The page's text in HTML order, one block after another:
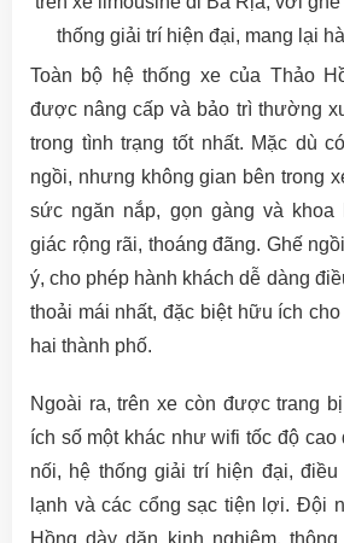
thống giải trí hiện đại, mang lại
Toàn bộ hệ thống xe của Thảo
được nâng cấp và bảo trì thường
trong tình trạng tốt nhất. Mặc dù
ngồi, nhưng không gian bên trong
sức ngăn nắp, gọn gàng và khoa
giác rộng rãi, thoáng đãng. Ghế
ý, cho phép hành khách dễ dàng
thoải mái nhất, đặc biệt hữu ích
hai thành phố.
Ngoài ra, trên xe còn được trang
ích số một khác như wifi tốc độ
nối, hệ thống giải trí hiện đại,
lạnh và các cổng sạc tiện lợi. Đội